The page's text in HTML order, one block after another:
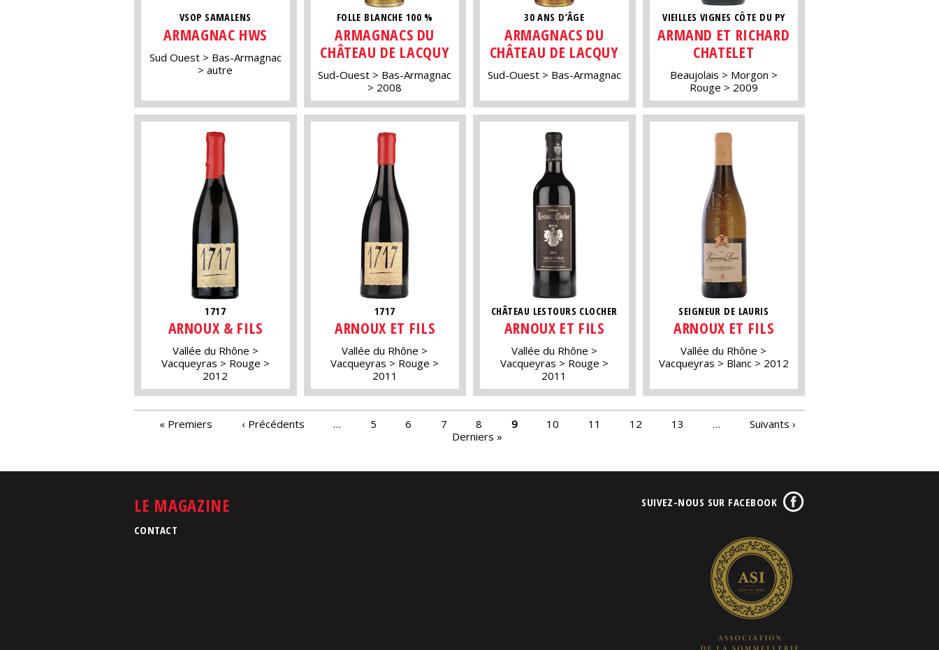
VSOP SAMALENS
ARMAGNAC HWS
Sud Ouest
Bas-Armagnac
autre
FOLLE BLANCHE 100 %
ARMAGNACS DU
CHÂTEAU DE LACQUY
Sud-Ouest
Bas-Armagnac
2008
30 ANS D’ÂGE
ARMAGNACS DU
CHÂTEAU DE LACQUY
Sud-Ouest Bas-Armagnac
VIEILLES VIGNES CÔTE DU PY
ARMAND ET RICHARD
CHATELET
Beaujolais
Morgon
Rouge
2009
1717
ARNOUX & FILS
Vallée du Rhône
Vacqueyras
Rouge
2012
1717
ARNOUX ET FILS
Vallée du Rhône
Vacqueyras
Rouge
2011
CHÂTEAU LESTOURS CLOCHER
ARNOUX ET FILS
Vallée du Rhône
Vacqueyras
Rouge
2011
SEIGNEUR DE LAURIS
ARNOUX ET FILS
Vallée du Rhône
Vacqueyras
Blanc 2012
PAGES
« Premiers ‹ Précédents … 5 6 7 8 9 10 11 12 13 …
Suivants ›
Derniers »
LE MAGAZINE
CONTACT
SUIVEZ-NOUS SUR FACEBOOK